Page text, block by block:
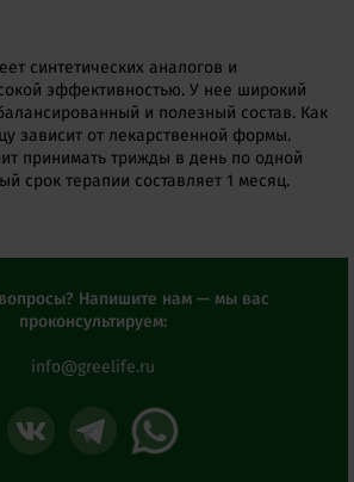
синтетических аналогов и
эффективностью. У нее широкий
и полезный состав. Как
зависит от лекарственной формы.
принимать трижды в день по одной
срок терапии составляет 1 месяц.
Напишите нам — мы вас
проконсультируем:
info@greelife.ru